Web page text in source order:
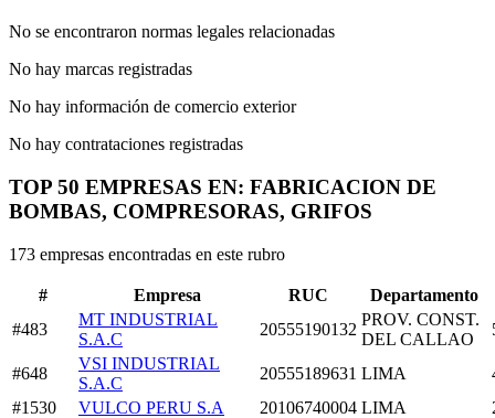
No se encontraron normas legales relacionadas
No hay marcas registradas
No hay información de comercio exterior
No hay contrataciones registradas
TOP 50 EMPRESAS EN: FABRICACION DE
BOMBAS, COMPRESORAS, GRIFOS
173 empresas encontradas en este rubro
# Empresa RUC
Departamento
#483
MT INDUSTRIAL
S.A.C
20555190132
PROV. CONST.
DEL CALLAO
#648
VSI INDUSTRIAL
S.A.C
20555189631 LIMA
#1530
VULCO PERU S.A 20106740004 LIMA